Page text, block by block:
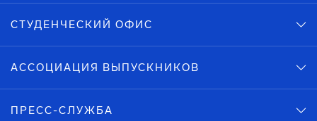
СТУДЕНЧЕСКИЙ ОФИС
АССОЦИАЦИЯ ВЫПУСКНИКОВ
ПРЕСС-СЛУЖБА